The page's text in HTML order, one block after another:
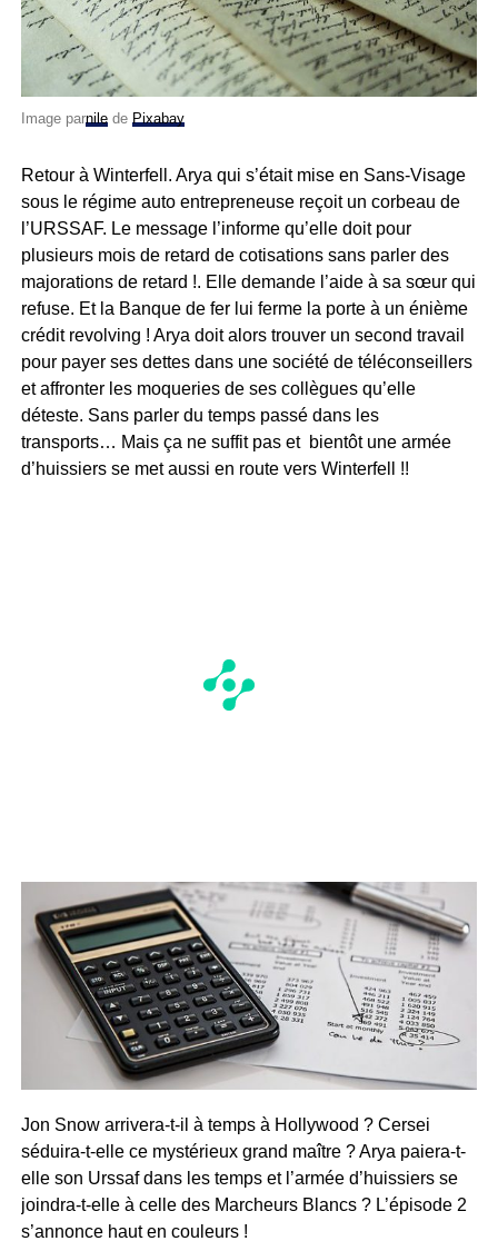
Image parnilede Pixabay
Retour à Winterfell. Arya qui s’était mise en Sans-Visage
sous le régime auto entrepreneuse reçoit un corbeau de
l’URSSAF. Le message l’informe qu’elle doit pour
plusieurs mois de retard de cotisations sans parler des
majorations de retard !. Elle demande l’aide à sa sœur qui
refuse. Et la Banque de fer lui ferme la porte à un énième
crédit revolving ! Arya doit alors trouver un second travail
pour payer ses dettes dans une société de téléconseillers
et affronter les moqueries de ses collègues qu’elle
déteste. Sans parler du temps passé dans les
transports… Mais ça ne suffit pas et bientôt une armée
d’huissiers se met aussi en route vers Winterfell !!
Jon Snow arrivera-t-il à temps à Hollywood ? Cersei
séduira-t-elle ce mystérieux grand maître ? Arya paiera-t-
elle son Urssaf dans les temps et l’armée d’huissiers se
joindra-t-elle à celle des Marcheurs Blancs ? L’épisode 2
s’annonce haut en couleurs !